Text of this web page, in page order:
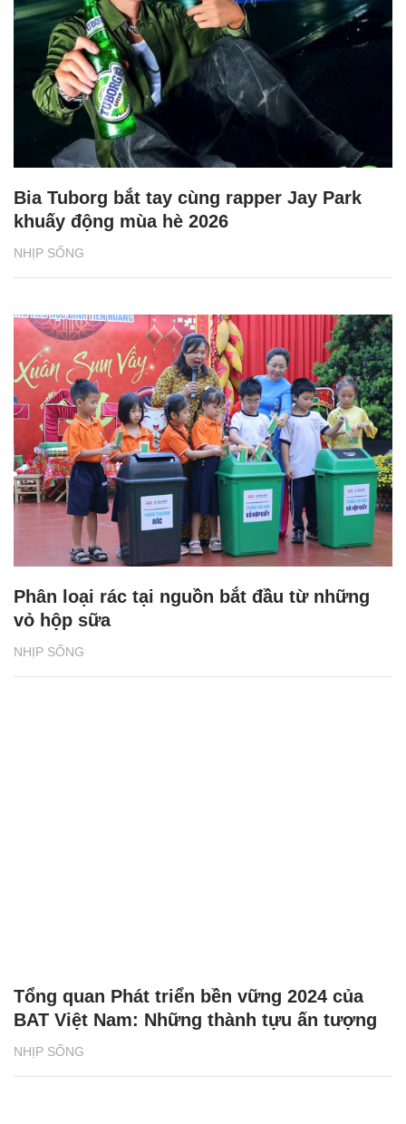
NHỊP SỐNG
Bia Tuborg bắt tay cùng rapper Jay Park
khuấy động mùa hè 2026
NHỊP SỐNG
Phân loại rác tại nguồn bắt đầu từ những
vỏ hộp sữa
NHỊP SỐNG
Tổng quan Phát triển bền vững 2024 của
BAT Việt Nam: Những thành tựu ấn tượng